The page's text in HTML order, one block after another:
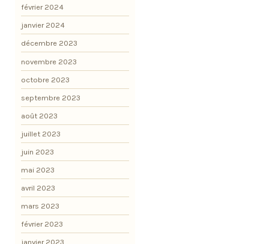
février 2024
janvier 2024
décembre 2023
novembre 2023
octobre 2023
septembre 2023
août 2023
juillet 2023
juin 2023
mai 2023
avril 2023
mars 2023
février 2023
janvier 2023